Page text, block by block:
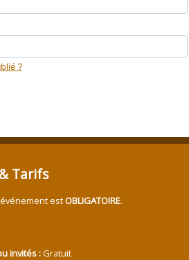
?
Tarifs
estOBLIGATOIRE.
invités :Gratuit